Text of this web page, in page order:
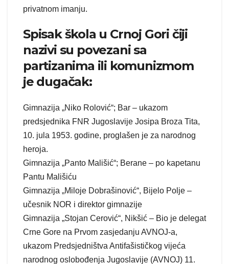
privatnom imanju.
Spisak škola u Crnoj Gori čiji
nazivi su povezani sa
partizanima ili komunizmom
je dugačak:
Gimnazija „Niko Rolović“; Bar – ukazom
predsjednika FNR Jugoslavije Josipa Broza Tita,
10. jula 1953. godine, proglašen je za narodnog
heroja.
Gimnazija „Panto Mališić“; Berane – po kapetanu
Pantu Mališiću
Gimnazija „Miloje Dobrašinović“, Bijelo Polje –
učesnik NOR i direktor gimnazije
Gimnazija „Stojan Cerović“, Nikšić – Bio je delegat
Crne Gore na Prvom zasjedanju AVNOJ-a,
ukazom Predsjedništva Antifašističkog vijeća
narodnog oslobođenja Jugoslavije (AVNOJ) 11.